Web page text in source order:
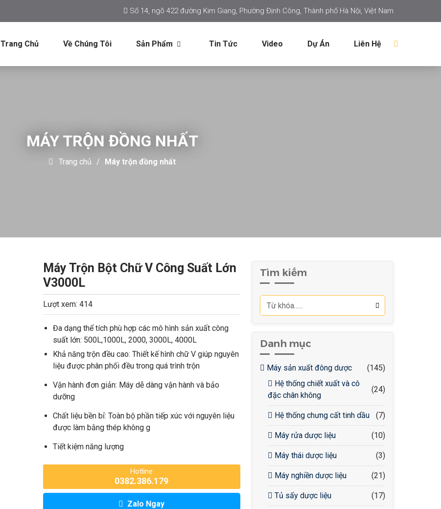
Số 14, ngõ 422 đường Kim Giang, Phường Định Công, Thành phố Hà Nội, Việt Nam
Trang Chủ Về Chúng Tôi Sản Phẩm Tin Tức Video Dự Án Liên Hệ
MÁY TRỘN ĐỒNG NHẤT
Trang chủ Máy trộn đồng nhất
Máy Trộn Bột Chữ V Công Suất Lớn
V3000L
Lượt xem: 414
Đa dạng thể tích phù hợp các mô hình sản xuất công
suất lớn: 500L,1000L, 2000, 3000L, 4000L
Khả năng trộn đều cao: Thiết kế hình chữ V giúp nguyên
liệu được phân phối đều trong quá trình trộn
Vận hành đơn giản: Máy dễ dàng vận hành và bảo
dưỡng
Chất liệu bền bỉ: Toàn bộ phần tiếp xúc với nguyên liệu
được làm bằng thép không g
Tiết kiệm năng lượng
Hotline
0382.386.179
Zalo Ngay
Tìm kiếm
Danh mục
Máy sản xuất đông dược
(145)
Hệ thống chiết xuất và cô
đặc chân không
(24)
Hệ thống chưng cất tinh dầu (7)
Máy rửa dược liệu (10)
Máy thái dược liệu (3)
Máy nghiền dược liệu (21)
Tủ sấy dược liệu (17)